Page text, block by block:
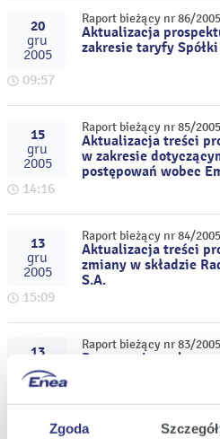
Zgoda
20
gru
2005
09:57
Raport bieżący nr 86/2005
Aktualizacja
zakresie taryfy
15
gru
2005
14:16
Raport bieżący nr 85/2005
Aktualizacja treści
w zakresie
postępowań wobec
13
gru
2005
15:09
Raport bieżący nr 84/2005
Aktualizacja treści
zmiany w składzie
S.A.
13
gru
2005
12:53
Raport bieżący nr 83/2005
Rezygnacja osoby